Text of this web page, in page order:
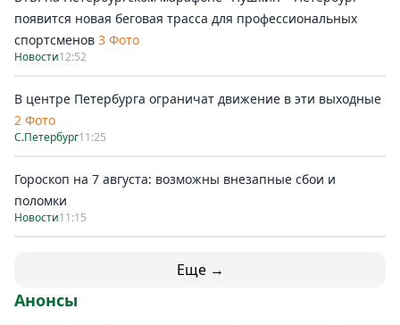
появится новая беговая трасса для профессиональных
спортсменов 3 Фото
Новости12:52
В центре Петербурга ограничат движение в эти выходные
2 Фото
С.Петербург11:25
Гороскоп на 7 августа: возможны внезапные сбои и
поломки
Новости11:15
Еще →
Анонсы